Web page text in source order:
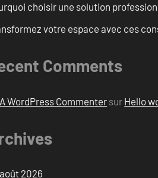
choisir une solution
votre espace avec ces
Comments
A WordPress Commenter sur Hello
août 2026